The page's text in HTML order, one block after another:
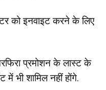
को इनवाइट करने के लिए
प्रमोशन के लास्ट के
भी शामिल नहीं होंगे.